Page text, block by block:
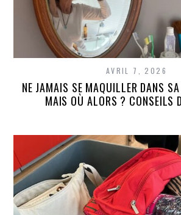
AVRIL 7, 2026
NE JAMAIS SE MAQUILLER DANS
MAIS OÙ ALORS ? CONSEILS